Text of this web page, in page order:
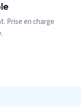
Prise en charge